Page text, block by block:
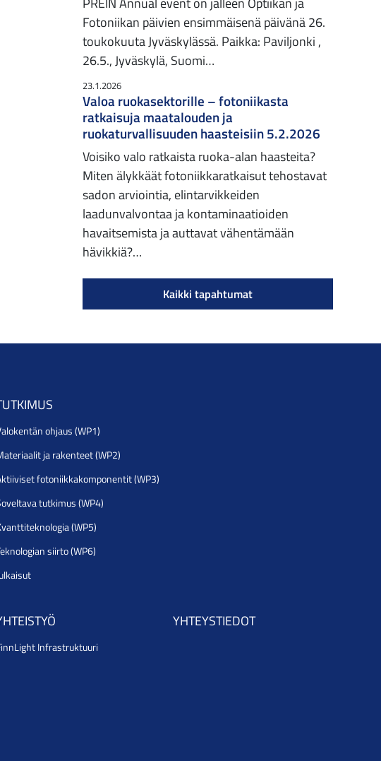
Fotoniikan päivien ensimmäisenä päivänä 26.
toukokuuta Jyväskylässä. Paikka: Paviljonki ,
26.5., Jyväskylä, Suomi…
23.1.2026
Valoa ruokasektorille – fotoniikasta
ratkaisuja maatalouden ja
ruokaturvallisuuden haasteisiin 5.2.2026
Voisiko valo ratkaista ruoka-alan haasteita?
Miten älykkäät fotoniikkaratkaisut tehostavat
sadon arviointia, elintarvikkeiden
laadunvalvontaa ja kontaminaatioiden
havaitsemista ja auttavat vähentämään
hävikkiä?…
Kaikki tapahtumat
ohjaus (WP1)
ja rakenteet (WP2)
fotoniikkakomponentit (WP3)
tutkimus (WP4)
(WP5)
siirto (WP6)
Infrastruktuuri
YHTEYSTIEDOT